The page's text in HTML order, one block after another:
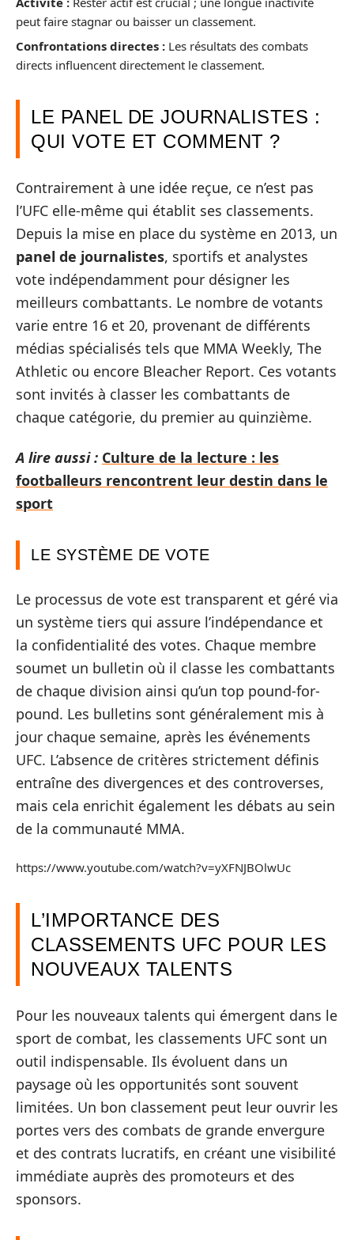
peut faire stagnar ou baisser un classement.
Confrontations directes : Les résultats des combats
directs influencent directement le classement.
LE PANEL DE JOURNALISTES :
QUI VOTE ET COMMENT ?
Contrairement à une idée reçue, ce n’est pas
l’UFC elle-même qui établit ses classements.
Depuis la mise en place du système en 2013, un
panel de journalistes, sportifs et analystes
vote indépendamment pour désigner les
meilleurs combattants. Le nombre de votants
varie entre 16 et 20, provenant de différents
médias spécialisés tels que MMA Weekly, The
Athletic ou encore Bleacher Report. Ces votants
sont invités à classer les combattants de
chaque catégorie, du premier au quinzième.
A lire aussi : Culture de la lecture : les
footballeurs rencontrent leur destin dans le
sport
LE SYSTÈME DE VOTE
Le processus de vote est transparent et géré via
un système tiers qui assure l’indépendance et
la confidentialité des votes. Chaque membre
soumet un bulletin où il classe les combattants
de chaque division ainsi qu’un top pound-for-
pound. Les bulletins sont généralement mis à
jour chaque semaine, après les événements
UFC. L’absence de critères strictement définis
entraîne des divergences et des controverses,
mais cela enrichit également les débats au sein
de la communauté MMA.
https://www.youtube.com/watch?v=yXFNJBOlwUc
L’IMPORTANCE DES
CLASSEMENTS UFC POUR LES
NOUVEAUX TALENTS
Pour les nouveaux talents qui émergent dans le
sport de combat, les classements UFC sont un
outil indispensable. Ils évoluent dans un
paysage où les opportunités sont souvent
limitées. Un bon classement peut leur ouvrir les
portes vers des combats de grande envergure
et des contrats lucratifs, en créant une visibilité
immédiate auprès des promoteurs et des
sponsors.